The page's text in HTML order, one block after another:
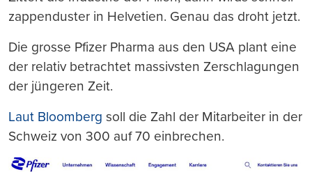
zappenduster in Helvetien. Genau das droht jetzt.
Die grosse Pfizer Pharma aus den USA plant eine
der relativ betrachtet massivsten Zerschlagungen
der jüngeren Zeit.
Laut Bloomberg soll die Zahl der Mitarbeiter in der
Schweiz von 300 auf 70 einbrechen.